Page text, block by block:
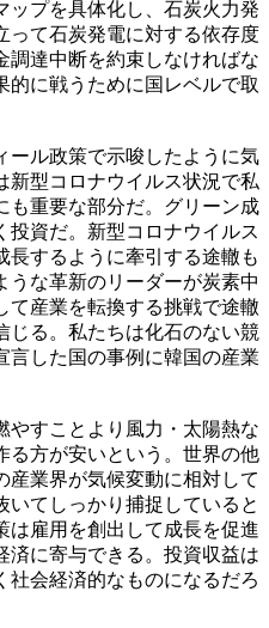
ップを具体化し、石炭火力発
って石炭発電に対する依存度
調達中断を約束しなければな
的に戦うために国レベルで取
ール政策で示唆したように気
新型コロナウイルス状況で私
も重要な部分だ。グリーン成
投資だ。新型コロナウイルス
長するように牽引する途轍も
うな革新のリーダーが炭素中
て産業を転換する挑戦で途轍
じる。私たちは化石のない競
言した国の事例に韓国の産業
やすことより風力・太陽熱な
る方が安いという。世界の他
産業界が気候変動に相対して
てしっかり捕捉していると
は雇用を創出して成長を促進
済に寄与できる。投資収益は
社会経済的なものになるだろ